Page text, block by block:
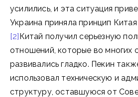
усилились, и эта ситуация
Украина приняла принцип
[2]Китай получил серьезную
отношений, которые во многих
развивались гладко. Пекин
использовал техническую и
структуру, оставшуюся от